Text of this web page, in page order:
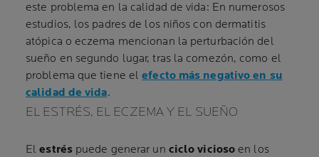
este problema en la calidad de vida: En numerosos
estudios, los padres de los niños con dermatitis
atópica o eczema mencionan la perturbación del
sueño en segundo lugar, tras la comezón, como el
problema que tiene elefecto más negativo en su
calidad de vida.
EL ESTRÉS, EL ECZEMA Y EL SUEÑO
Elestréspuede generar un ciclo vicioso en los